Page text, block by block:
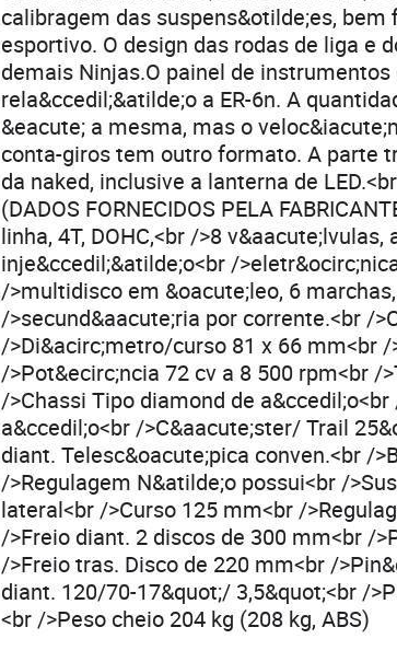
calibragem das suspens&otilde;es,
esportivo. O design das rodas de liga e
demais Ninjas.O painel de
rela&ccedil;&atilde;o a ER-6n. A
&eacute; a mesma, mas o
conta-giros tem outro formato. A parte
da naked, inclusive a lanterna de
(DADOS FORNECIDOS PELA
linha, 4T, DOHC,<br />8
inje&ccedil;&atilde;o<br /
/>multidisco em &oacute;leo, 6
/>secund&aacute;ria por corrente.<br /
/>Di&acirc;metro/curso 81 x 66 mm<br
/>Pot&ecirc;ncia 72 cv a 8 500 rpm<br /
/>Chassi Tipo diamond de
a&ccedil;o<br />C&aacute;ster/ Trail
diant. Telesc&oacute;pica conven.<br /
/>Regulagem N&atilde;o possui<br /
lateral<br />Curso 125 mm<br /
/>Freio diant. 2 discos de 300 mm<br /
/>Freio tras. Disco de 220 mm<br /
diant. 120/70-17&quot;/ 3,5&quot;<br /
<br />Peso cheio 204 kg (208 kg, ABS)